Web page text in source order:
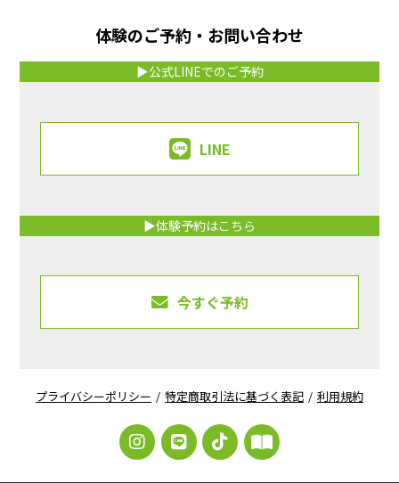
体験のご予約・お問い合わせ
▶公式LINEでのご予約
LINE
▶体験予約はこちら
今すぐ予約
プライバシーポリシー / 特定商取引法に基づく表記 / 利用規約